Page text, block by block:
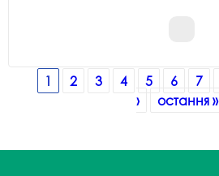
Сторінки
1 2 3 4 5 6 7
›
остання »